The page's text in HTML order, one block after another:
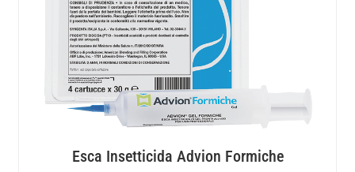
Esca Insetticida Advion Formiche